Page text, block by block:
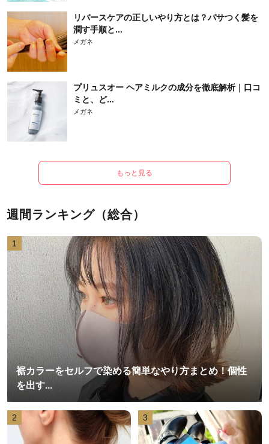
リバースケアの正しいやり方とは？パサつく髪を
潤す手順と...
メガネ
プリュスオー ヘアミルクの成分を徹底解析｜口コ
ミと、ど...
メガネ
もっと見る
週間ランキング（総合）
1
裾カラーをセルフで染める簡単なやり方まとめ！個性
を出す...
2 3